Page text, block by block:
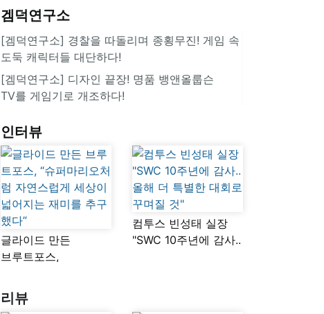
겜덕연구소
[겜덕연구소] 경찰을 따돌리며 종횡무진! 게임 속
도둑 캐릭터들 대단하다!
[겜덕연구소] 디자인 끝장! 명품 뱅앤올룹슨
TV를 게임기로 개조하다!
인터뷰
글라이드 만든
브루트포스,
자연스럽게 세상이
넓어지는 재미를
컴투스 빈성태 실장
"SWC 10주년에 감사..
리뷰